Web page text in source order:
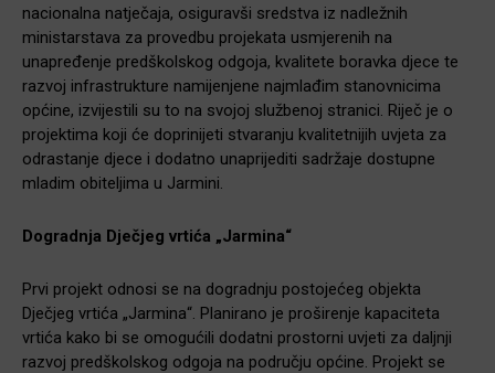
nacionalna natječaja, osiguravši sredstva iz nadležnih
ministarstava za provedbu projekata usmjerenih na
unapređenje predškolskog odgoja, kvalitete boravka djece te
razvoj infrastrukture namijenjene najmlađim stanovnicima
općine, izvijestili su to na svojoj službenoj stranici. Riječ je o
projektima koji će doprinijeti stvaranju kvalitetnijih uvjeta za
odrastanje djece i dodatno unaprijediti sadržaje dostupne
mladim obiteljima u Jarmini.
Dogradnja Dječjeg vrtića „Jarmina“
Prvi projekt odnosi se na dogradnju postojećeg objekta
Dječjeg vrtića „Jarmina“. Planirano je proširenje kapaciteta
vrtića kako bi se omogućili dodatni prostorni uvjeti za daljnji
razvoj predškolskog odgoja na području općine. Projekt se